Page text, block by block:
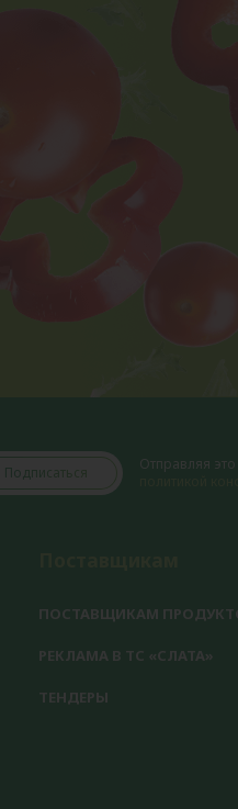
Подписаться
Отправляя
ПОСТАВЩИКАМ
РЕКЛАМА В ТС «СЛАТА»
ТЕНДЕРЫ